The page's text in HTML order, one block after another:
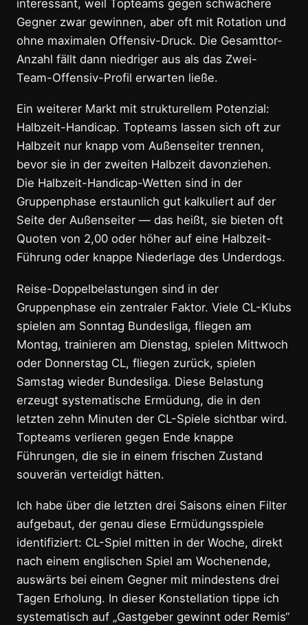
interessant, weil Topteams gegen schwächere
Gegner zwar gewinnen, aber oft mit Rotation und
ohne maximalen Offensiv-Druck. Die Gesamttor-
Anzahl fällt dann niedriger aus als das Zwei-
Team-Offensiv-Profil erwarten ließe.
Ein weiterer Markt mit strukturellem Potenzial:
Halbzeit-Handicap. Topteams lassen sich oft zur
Halbzeit nur knapp vom Außenseiter trennen,
bevor sie in der zweiten Halbzeit davonziehen.
Die Halbzeit-Handicap-Wetten sind in der
Gruppenphase erstaunlich gut kalkuliert auf der
Seite der Außenseiter — das heißt, sie bieten oft
Quoten von 2,00 oder höher auf eine Halbzeit-
Führung oder knappe Niederlage des Underdogs.
Reise-Doppelbelastungen sind in der
Gruppenphase ein zentraler Faktor. Viele CL-Klubs
spielen am Sonntag Bundesliga, fliegen am
Montag, trainieren am Dienstag, spielen Mittwoch
oder Donnerstag CL, fliegen zurück, spielen
Samstag wieder Bundesliga. Diese Belastung
erzeugt systematische Ermüdung, die in den
letzten zehn Minuten der CL-Spiele sichtbar wird.
Topteams verlieren gegen Ende knappe
Führungen, die sie in einem frischen Zustand
souverän verteidigt hätten.
Ich habe über die letzten drei Saisons einen Filter
aufgebaut, der genau diese Ermüdungsspiele
identifiziert: CL-Spiel mitten in der Woche, direkt
nach einem englischen Spiel am Wochenende,
auswärts bei einem Gegner mit mindestens drei
Tagen Erholung. In dieser Konstellation tippe ich
systematisch auf „Gastgeber gewinnt oder Remis“